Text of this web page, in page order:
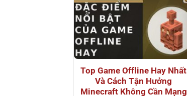
Top Game Offline Hay Nhất
Và Cách Tận Hưởng
Minecraft Không Cần Mạng